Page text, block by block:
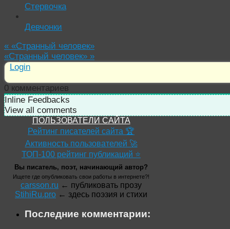
Стервочка
Девчонки
« «Странный человек»
«Странный человек» »
Login
0 комментариев
Inline Feedbacks
View all comments
ПОЛЬЗОВАТЕЛИ САЙТА
Рейтинг писателей сайта 🏆
Активность пользователей 🚀
ТОП-100 рейтинг публикаций ⭐
Вы писатель, поэт, начинающий автор?
Ищете где опубликовать свои работы в интернете?!
carsson.ru ← публиковать прозу
StihiRu.pro ← здесь поэзия и стихи
Последние комментарии: